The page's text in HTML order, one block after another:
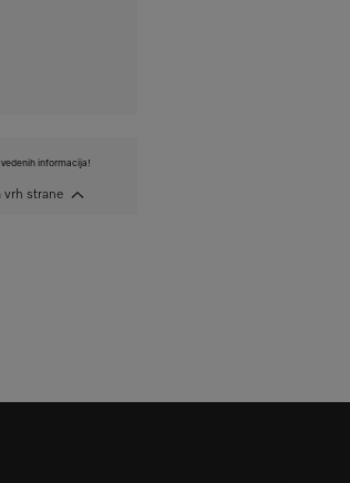
informacija!
vrh strane